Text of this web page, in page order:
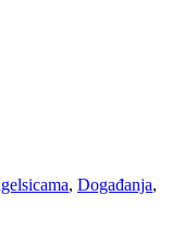
, Događanja,